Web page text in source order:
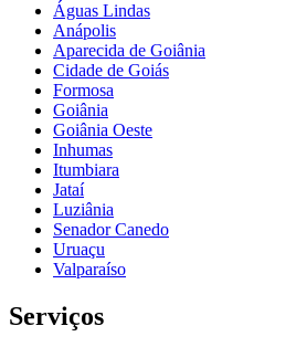
Águas Lindas
Anápolis
Aparecida de Goiânia
Cidade de Goiás
Formosa
Goiânia
Goiânia Oeste
Inhumas
Itumbiara
Jataí
Luziânia
Senador Canedo
Uruaçu
Valparaíso
Serviços